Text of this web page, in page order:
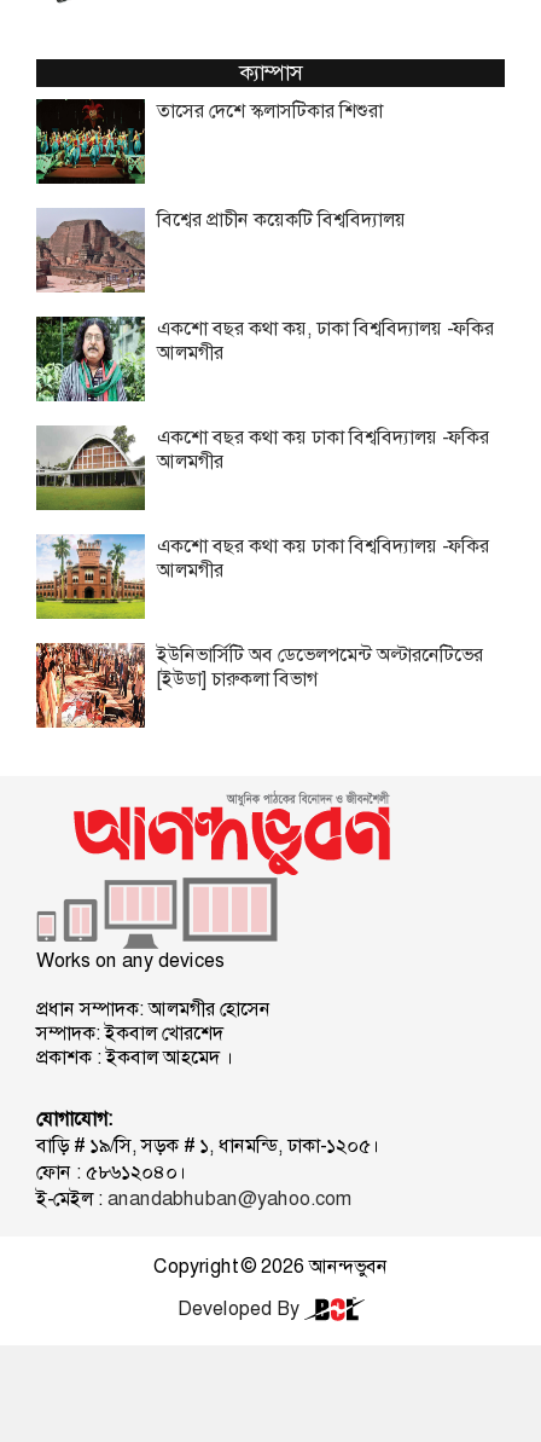
ক্যাম্পাস
তাসের দেশে স্কলাসটিকার শিশুরা
বিশ্বের প্রাচীন কয়েকটি বিশ্ববিদ্যালয়
একশো বছর কথা কয়, ঢাকা বিশ্ববিদ্যালয় -ফকির
আলমগীর
একশো বছর কথা কয় ঢাকা বিশ্ববিদ্যালয় -ফকির
আলমগীর
একশো বছর কথা কয় ঢাকা বিশ্ববিদ্যালয় -ফকির
আলমগীর
ইউনিভার্সিটি অব ডেভেলপমেন্ট অল্টারনেটিভের
[ইউডা] চারুকলা বিভাগ
Works on any devices
প্রধান সম্পাদক: আলমগীর হোসেন
সম্পাদক: ইকবাল খোরশেদ
প্রকাশক : ইকবাল আহমেদ ।
যোগাযোগ:
বাড়ি # ১৯/সি, সড়ক # ১, ধানমন্ডি, ঢাকা-১২০৫।
ফোন : ৫৮৬১২০৪০।
ই-মেইল :anandabhuban@yahoo.com
Copyright © 2026আনন্দভুবন
Developed By